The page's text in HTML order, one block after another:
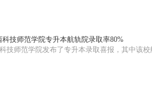
科技师范学院专升本航轨院录取率80%
技师范学院发布了专升本录取喜报，其中该